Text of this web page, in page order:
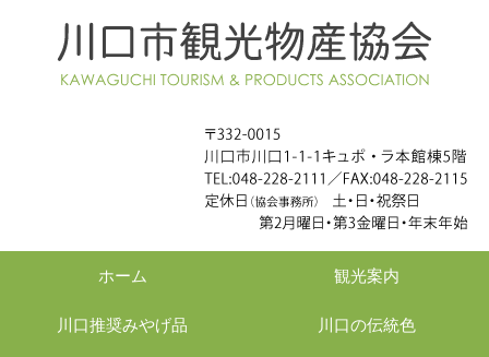
ホーム 観光案内
川口推奨みやげ品 川口の伝統色